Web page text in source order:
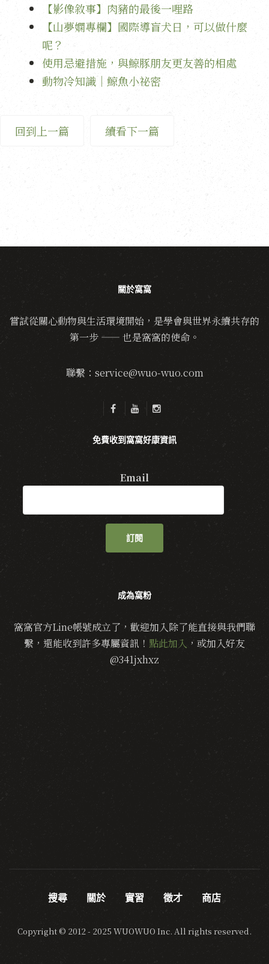
【影像敘事】肉豬的最後一哩路
【山夢嫻專欄】國際導盲犬日，可以做什麼
呢？
使用忌避措施，與鯨豚朋友更友善的相處
動物冷知識｜鯨魚小祕密
回到上一篇 續看下一篇
關於窩窩
嘗試從關心動物與生活環境開始，是學會與世界永續共存的
第一步 —— 也是窩窩的使命。
聯繫：service@wuo-wuo.com
免費收到窩窩好康資訊
Email
訂閱
成為窩粉
窩窩官方Line帳號成立了，歡迎加入除了能直接與我們聯
繫，還能收到許多專屬資訊！ 點此加入 ，或加入好友
@341jxhxz
搜尋 關於 實習 徵才 商店
Copyright © 2012 - 2025 WUOWUO Inc. All rights reserved.